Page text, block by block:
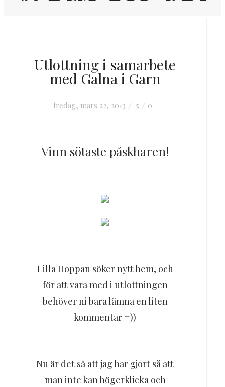
Inredning
OM MIG
KONTAKT
Resor
Utlottning i samarbete
med Galna i Garn
fredag, mars 22, 2013 5 0
Vinn sötaste påskharen!
Lilla Hoppan söker nytt hem, och
för att vara med i utlottningen
behöver ni bara lämna en liten
kommentar =))
Nu är det så att jag har gjort så att
man inte kan högerklicka och